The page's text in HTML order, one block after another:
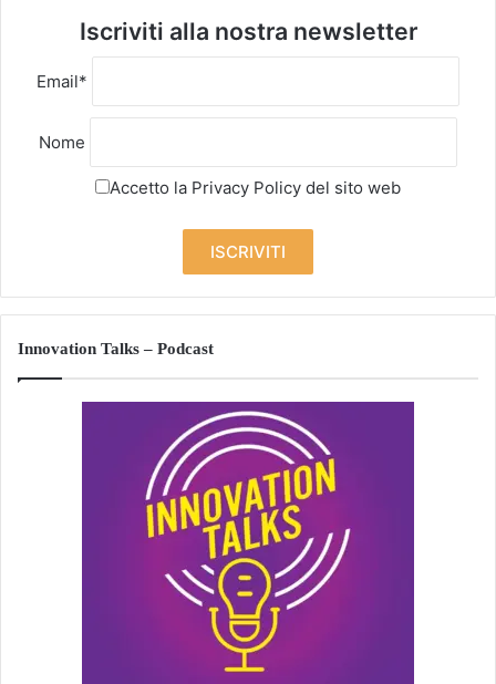
Iscriviti alla nostra newsletter
Email*
Nome
Accetto la Privacy Policy del sito web
Innovation Talks – Podcast